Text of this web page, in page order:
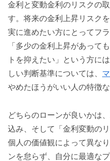
金利と変動金利のリスクの
す。将来の金利上昇リスク
実に進めたい方にとってフ
「多少の金利上昇があって
トを抑えたい」という方に
しい判断基準については、
やめたほうがいい人の特徴
どちらのローンが良いかは
込み、そして「金利変動の
個人の価値観によって異な
ンを怠らず、自分に最適な